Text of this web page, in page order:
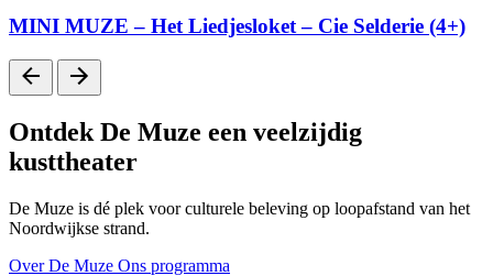
MINI MUZE – Het Liedjesloket – Cie Selderie (4+)
Ontdek De Muze een veelzijdig
kusttheater
De Muze is dé plek voor culturele beleving op loopafstand van het
Noordwijkse strand.
Over De Muze Ons programma